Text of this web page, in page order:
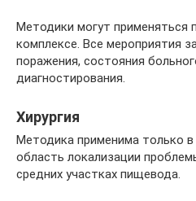
Методики могут применяться
комплексе. Все мероприятия
поражения, состояния
диагностирования.
Хирургия
Методика применима только в
область локализации
средних участках пищевода.